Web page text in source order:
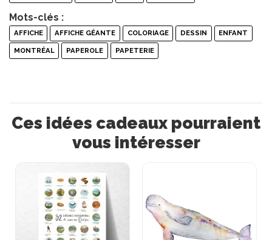
Mots-clés :
AFFICHE AFFICHE GÉANTE COLORIAGE DESSIN ENFANT
MONTRÉAL PAPEROLE PAPETERIE
Ces idées cadeaux pourraient
vous intéresser